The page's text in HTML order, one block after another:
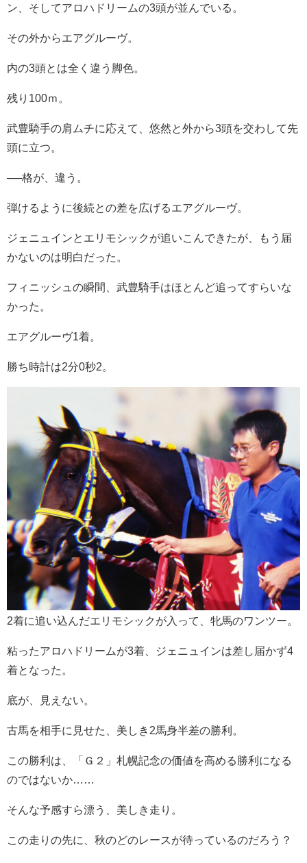
ン、そしてアロハドリームの3頭が並んでいる。
その外からエアグルーヴ。
内の3頭とは全く違う脚色。
残り100ｍ。
武豊騎手の肩ムチに応えて、悠然と外から3頭を交わして先
頭に立つ。
──格が、違う。
弾けるように後続との差を広げるエアグルーヴ。
ジェニュインとエリモシックが追いこんできたが、もう届
かないのは明白だった。
フィニッシュの瞬間、武豊騎手はほとんど追ってすらいな
かった。
エアグルーヴ1着。
勝ち時計は2分0秒2。
2着に追い込んだエリモシックが入って、牝馬のワンツー。
粘ったアロハドリームが3着、ジェニュインは差し届かず4
着となった。
底が、見えない。
古馬を相手に見せた、美しき2馬身半差の勝利。
この勝利は、「Ｇ２」札幌記念の価値を高める勝利になる
のではないか……
そんな予感すら漂う、美しき走り。
この走りの先に、秋のどのレースが待っているのだろう？